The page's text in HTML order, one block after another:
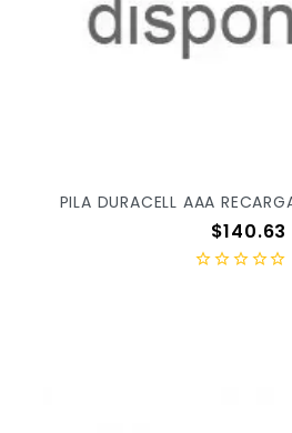
PILA DURACELL AAA
Precio
$140.63